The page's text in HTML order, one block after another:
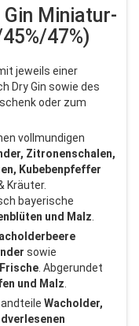
Miniatur-
47%)
jeweils einer
Dry Gin sowie des
oder zum
vollmundigen
Zitronenschalen,
Kubebenpfeffer
Kräuter.
bayerische
und Malz
sowie
Frische . Abgerundet
und Malz
Wacholder,